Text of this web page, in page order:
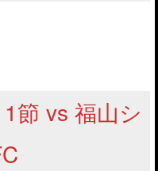
節 vs 福山シ